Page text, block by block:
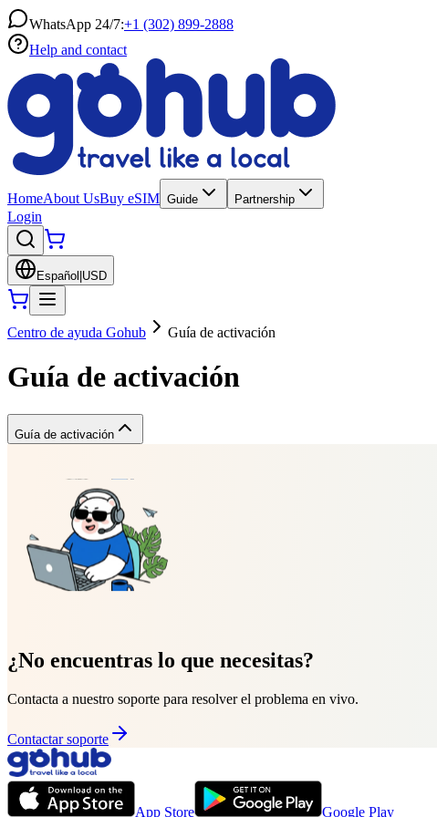
WhatsApp 24/7:+1 (302) 899-2888
Help and contact
HomeAbout UsBuy eSIM Guide Partnership
Login
Español USD
Centro de ayuda Gohub Guía de activación
Guía de activación
Guía de activación
¿No encuentras lo que necesitas?
Contacta a nuestro soporte para resolver el problema en vivo.
Contactar soporte
App Store Google Play